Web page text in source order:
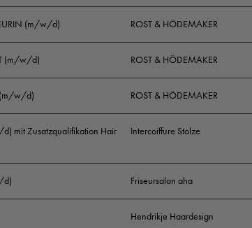
(m/w/d) ROST & HÖDEMAKER
(m/w/d) ROST & HÖDEMAKER
(m/w/d) ROST & HÖDEMAKER
mit Zusatzqualifikation Hair
Intercoiffure Stolze
d) Friseursalon aha
Hendrikje Haardesign
Haben wir Dein Interesse geweckt? Dann besuche uns
Website www.sabine-erber.de oder auf unserem
Deine vollständigen Bewerbungsunterlagen, zu Händen
Erfahre alles über den einzigartigen Karriereweg „Hair